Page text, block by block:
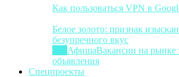
Как пользоваться VPN в
Белое золото: признак
безупречного вкус
АфишаВакансии на рынке
объявления
Спецпроекты